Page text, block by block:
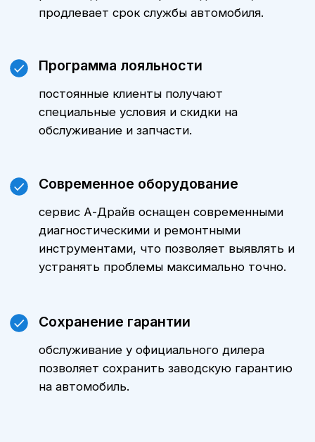
Мы всегда готовы предложить
оптимальные варианты и